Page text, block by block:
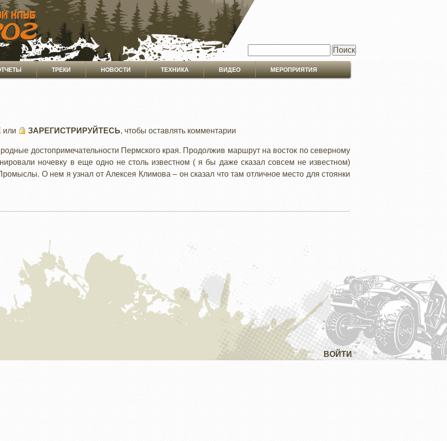
ТРЕКИ НОВОСТИ ТЕХНИКА ВИДЕО МЕРОПРИЯТИЯ
или ЗАРЕГИСТРИРУЙТЕСЬ, чтобы оставлять комментарии
достопримечательности Пермского края. Продолжив маршрут на восток по северному
ночевку в еще одно не столь известном ( я бы даже сказал совсем не известном)
О нем я узнал от Алексея Климова – он сказал что там отличное место для стоянки
ВОЙТИ